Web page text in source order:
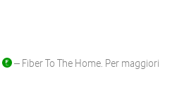
– Fiber To The Home. Per maggiori